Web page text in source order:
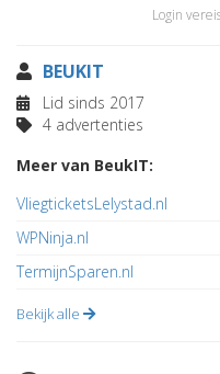
Login
BEUKIT
Lid sinds 2017
4 advertenties
Meer van BeukIT:
VliegticketsLelystad.nl
WPNinja.nl
TermijnSparen.nl
Bekijk alle